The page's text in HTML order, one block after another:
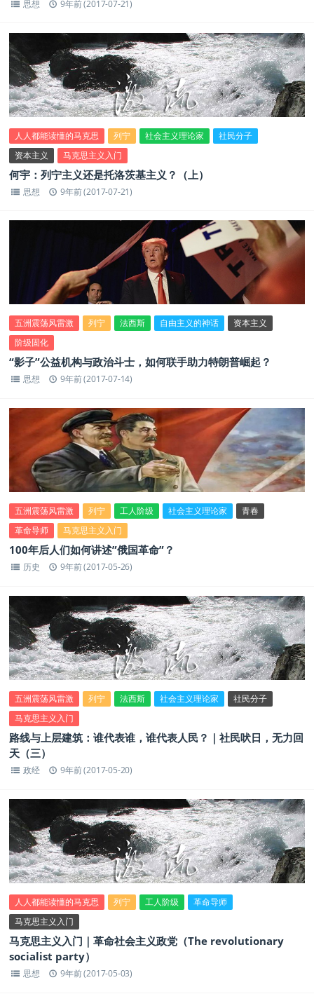
思想 9年前 (2017-07-21)
人人都能读懂的马克思 列宁 社会主义理论家
社民分子
资本主义
马克思主义入门
何宇：列宁主义还是托洛茨基主义？（上）
思想 9年前 (2017-07-21)
五洲震荡风雷激 列宁 法西斯 自由主义的神话
资本主义
阶级固化
“影子”公益机构与政治斗士，如何联手助力特朗普崛起？
思想 9年前 (2017-07-14)
五洲震荡风雷激 列宁 工人阶级 社会主义理论家
青春
革命导师
马克思主义入门
100年后人们如何讲述”俄国革命”？
历史 9年前 (2017-05-26)
五洲震荡风雷激 列宁 法西斯 社会主义理论家
社民分子
马克思主义入门
路线与上层建筑：谁代表谁，谁代表人民？｜社民吠日，无力回
天（三）
政经 9年前 (2017-05-20)
人人都能读懂的马克思 列宁 工人阶级
革命导师
马克思主义入门
马克思主义入门｜革命社会主义政党（The revolutionary
socialist party）
思想 9年前 (2017-05-03)